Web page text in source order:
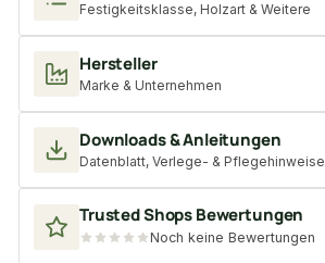
Festigkeitsklasse, Holzart & Weitere
Hersteller
Marke & Unternehmen
Downloads & Anleitungen
Datenblatt, Verlege- & Pflegehinweise
Trusted Shops Bewertungen
Noch keine Bewertungen